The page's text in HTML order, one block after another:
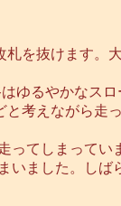
を抜けます。
ゆるやかなス
考えながら走
ってしまってい
いました。しば